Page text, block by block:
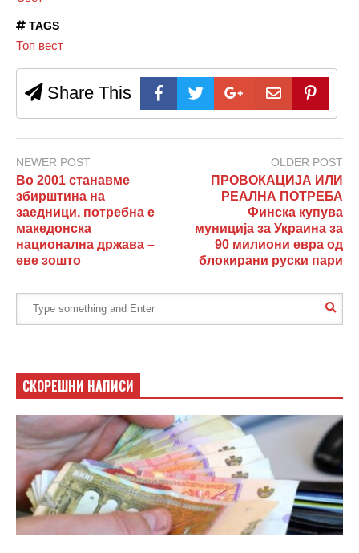
TAGS
Топ вест
Share This
NEWER POST
Во 2001 станавме
збирштина на
заедници, потребна е
македонска
национална држава –
еве зошто
OLDER POST
ПРОВОКАЦИЈА ИЛИ
РЕАЛНА ПОТРЕБА
Финска купува
муниција за Украина за
90 милиони евра од
блокирани руски пари
СКОРЕШНИ НАПИСИ